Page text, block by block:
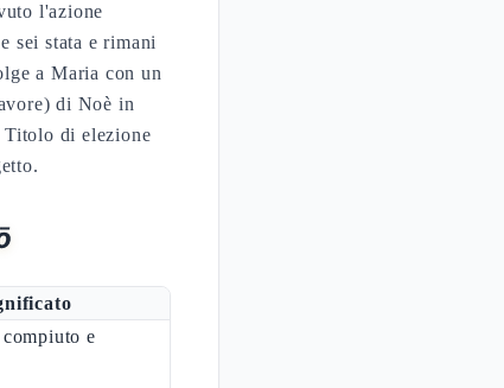
l'azione
sei stata e rimani
a Maria con un
di elezione
e